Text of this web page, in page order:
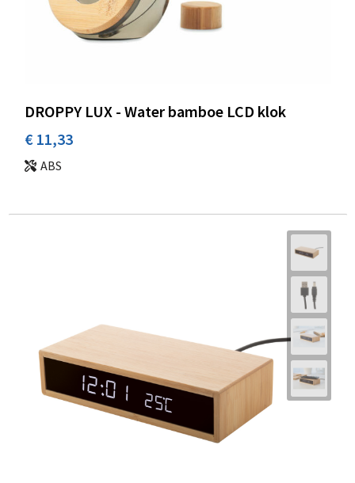
DROPPY LUX - Water bamboe LCD klok
€ 11,33
ABS